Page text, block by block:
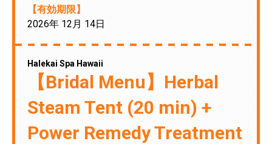
【有効期限】
2026年 12月 14日
Halekai Spa Hawaii
【Bridal Menu】Herbal
Steam Tent (20 min) +
Power Remedy Treatment